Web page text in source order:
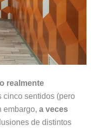
realmente
cinco sentidos (pero
embargo, a veces
de distintos